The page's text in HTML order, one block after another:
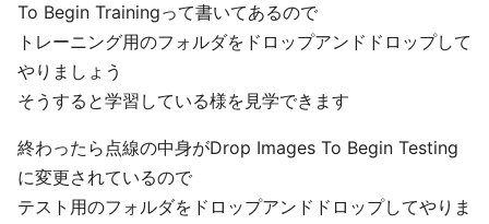
To Begin Trainingって書いてあるので
トレーニング用のフォルダをドロップアンドドロップして
やりましょう
そうすると学習している様を見学できます
終わったら点線の中身がDrop Images To Begin Testing
に変更されているので
テスト用のフォルダをドロップアンドドロップしてやりま